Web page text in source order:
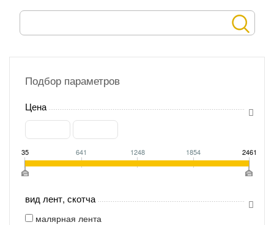
Подбор параметров
Цена
35 641 1248 1854 2461
вид лент, скотча
малярная лента